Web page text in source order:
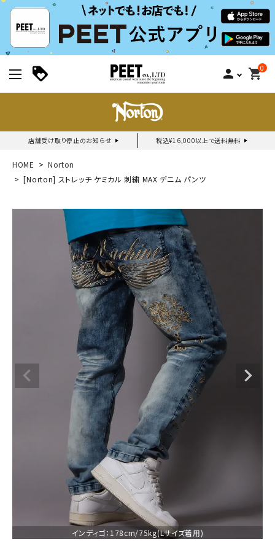
person 0
shopping_cart
店舗受け取り停止のお知らせ 税込¥16,000以上で送料無料
新規会員登録｜ログイン
search
ブランドメニュー
スタイリング
HOME
Norton
[Norton] ストレッチ ケミカル 刺繍 MAX デニム パンツ
インディゴ：178cm/75kg(Lサイズ着用)